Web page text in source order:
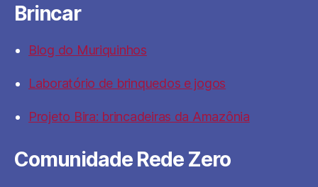
Brincar
Blog do Muriquinhos
Laboratório de brinquedos e jogos
Projeto Bira: brincadeiras da Amazônia
Comunidade Rede Zero